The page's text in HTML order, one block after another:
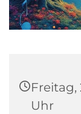
Freitag,
Uhr